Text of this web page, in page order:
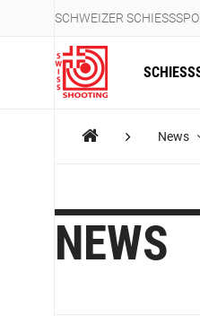
SCHWEIZER
News
NEWS